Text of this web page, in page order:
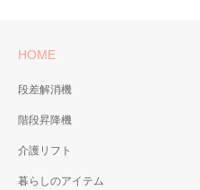
HOME
段差解消機
階段昇降機
介護リフト
暮らしのアイテム